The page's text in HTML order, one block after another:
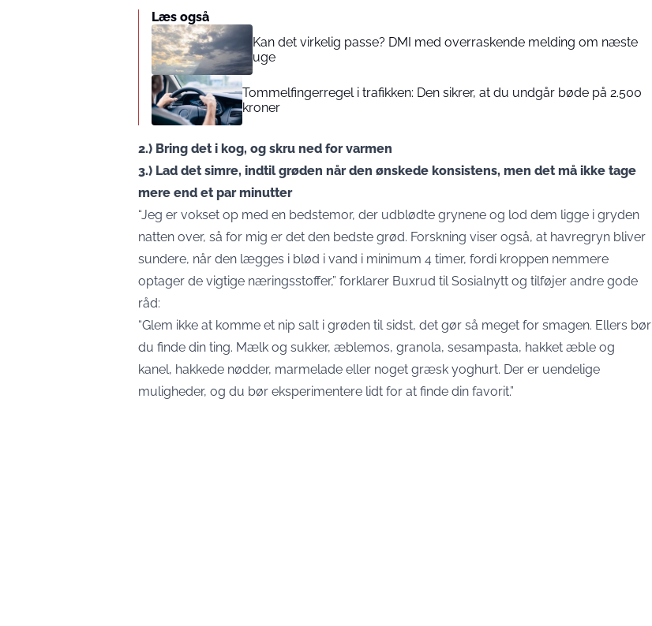
Læs også
Kan det virkelig passe? DMI med overraskende melding om næste
uge
Tommelfingerregel i trafikken: Den sikrer, at du undgår bøde på 2.500
kroner
2.) Bring det i kog, og skru ned for varmen
3.) Lad det simre, indtil grøden når den ønskede konsistens, men det må ikke tage
mere end et par minutter
“Jeg er vokset op med en bedstemor, der udblødte grynene og lod dem ligge i gryden
natten over, så for mig er det den bedste grød. Forskning viser også, at havregryn bliver
sundere, når den lægges i blød i vand i minimum 4 timer, fordi kroppen nemmere
optager de vigtige næringsstoffer,” forklarer Buxrud tilSosialnytt og tilføjer andre gode
råd:
“Glem ikke at komme et nip salt i grøden til sidst, det gør så meget for smagen. Ellers bør
du finde din ting. Mælk og sukker, æblemos, granola, sesampasta, hakket æble og
kanel, hakkede nødder, marmelade eller noget græsk yoghurt. Der er uendelige
muligheder, og du bør eksperimentere lidt for at finde din favorit.”